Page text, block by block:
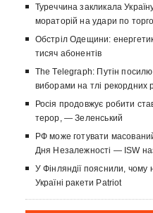
Туреччина закликала
мораторій на удари по
Обстріл Одещини:
тисяч абонентів
The Telegraph: Путін
виборами на тлі рекордних
Росія продовжує робити
терор, — Зеленський
РФ може готувати
Дня Незалежності — ISW
У Фінляндії пояснили, чому
Україні ракети Patriot